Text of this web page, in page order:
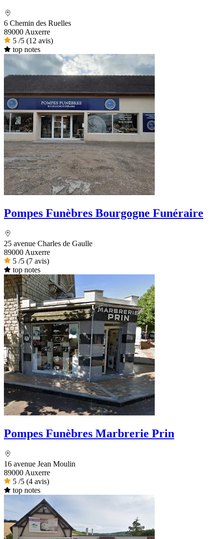
6 Chemin des Ruelles
89000 Auxerre
5 /5 (12 avis)
top notes
Pompes Funèbres Bourgogne Funéraire
25 avenue Charles de Gaulle
89000 Auxerre
5 /5 (7 avis)
top notes
Pompes Funèbres Marbrerie Prin
16 avenue Jean Moulin
89000 Auxerre
5 /5 (4 avis)
top notes